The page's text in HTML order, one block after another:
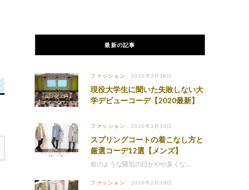
最新の記事
ファッション 2020年3月18日
現役大学生に聞いた失敗しない大
学デビューコーデ【2020最新】
ファッション 2020年3月13日
スプリングコートの着こなし方と
厳選コーデ12選【メンズ】
春のような陽気の日がやや多くな…
ファッション 2020年2月19日